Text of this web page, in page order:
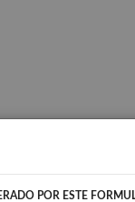
POR ESTE